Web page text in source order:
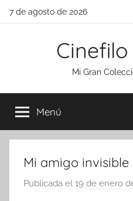
Saltar
7 de agosto de 2026
Mi Gran
Menú
Mi amigo invisible
Publicada el 19 de enero